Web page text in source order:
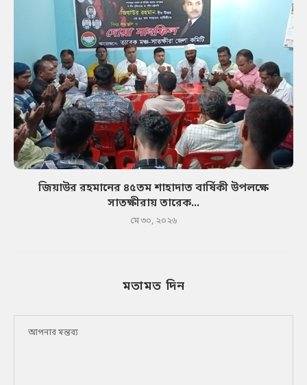
জিয়াউর রহমানের ৪৫তম শাহাদাত বার্ষিকী উপলক্ষে
সাতক্ষীরায় তারেক...
মে ৩০, ২০২৬
মতামত দিন